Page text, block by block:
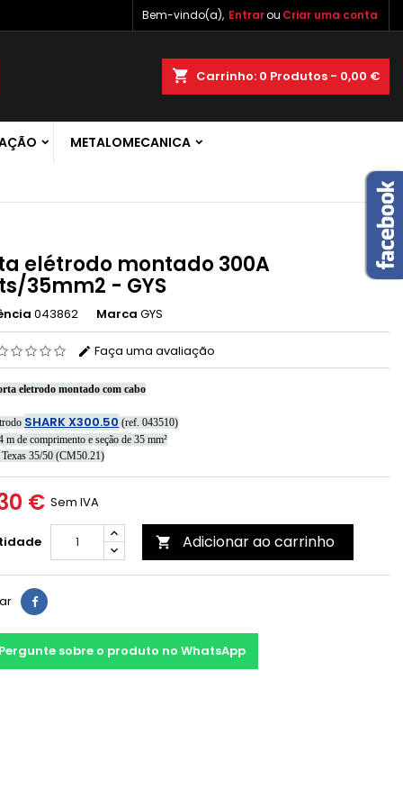
Bem-vindo(a), Entrarou Criar uma conta
shopping_cart Carrinho: 0 Produtos - 0,00 €
METALOMECANICA
elétrodo montado 300A
35mm2 - GYS
043862 Marca GYS
Faça uma avaliação
eletrodo montado com cabo
SHARK X300.50 (ref. 043510)
m de comprimento e seção de 35 mm²
Texas 35/50 (CM50.21)
€ Sem IVA
 Adicionar ao carrinho
Pergunte sobre o produto no WhatsApp